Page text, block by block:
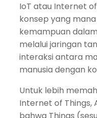
IoT atau Internet
konsep yang
kemampuan
melalui jaringan
interaksi antara
manusia dengan
Untuk lebih
Internet of Things,